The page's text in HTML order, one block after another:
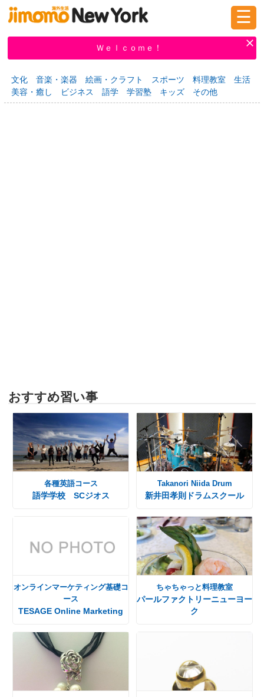
掲示板 タウン情報 教えて！
☰
Ｗｅｌｃｏｍｅ！
文化 音楽・楽器 絵画・クラフト スポーツ 料理教室
生活
美容・癒し
ビジネス 語学 学習塾 キッズ その他
おすすめ習い事
各種英語コース
語学学校 SCジオス
Takanori Niida Drum
新井田孝則ドラムスクール
オンラインマーケティング基礎コ
ース
TESAGE Online Marketing
ちゃちゃっと料理教室
パールファクトリーニューヨー
ク